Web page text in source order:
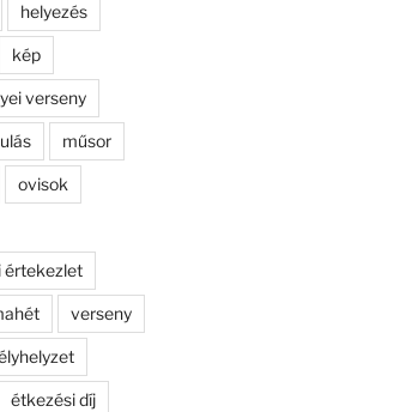
helyezés
kép
verseny
műsor
ovisok
értekezlet
verseny
étkezési díj